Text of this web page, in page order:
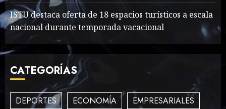
3
MAYO 14, 2024 862
4
Winning Blog Headlines
ISTU destaca oferta de 18 espacios turísticos a escala
nacional durante temporada vacacional
CATEGORÍAS
DEPORTES ECONOMÍA EMPRESARIALES